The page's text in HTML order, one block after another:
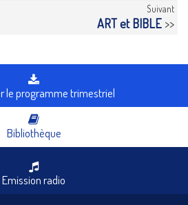
Suivant
ART et BIBLE >>
le programme trimestriel
Bibliothèque
Emission radio